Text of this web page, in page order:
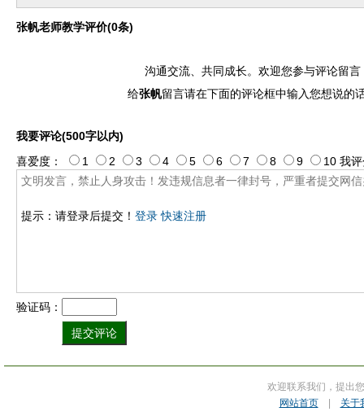
张帆老师教学评价(0条)
沟通交流、共同成长。欢迎您参与评论留言
给张帆留言请在下面的评论框中输入您想说的
我要评论(500字以内)
提示：请登录后提交！ 登录 快速注册
喜爱度： 1 2 3 4 5 6 7 8 9 10 我评
验证码：
欢迎联系我们，提出
网站首页| 关于